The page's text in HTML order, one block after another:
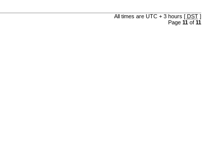
All times are UTC + 3 hours [ DST]
Page 11of 11